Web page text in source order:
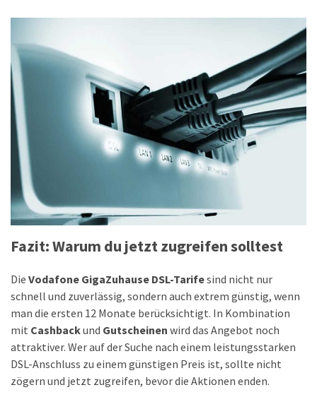
Fazit: Warum du jetzt zugreifen solltest
Die Vodafone GigaZuhause DSL-Tarifesind nicht nur
schnell und zuverlässig, sondern auch extrem günstig, wenn
man die ersten 12 Monate berücksichtigt. In Kombination
mit Cashbackund Gutscheinen wird das Angebot noch
attraktiver. Wer auf der Suche nach einem leistungsstarken
DSL-Anschluss zu einem günstigen Preis ist, sollte nicht
zögern und jetzt zugreifen, bevor die Aktionen enden.